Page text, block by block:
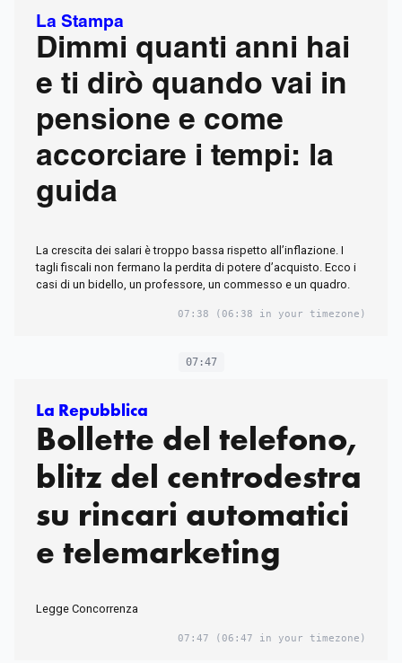
La Stampa
Dimmi quanti anni hai
e ti dirò quando vai in
pensione e come
accorciare i tempi: la
guida
La crescita dei salari è troppo bassa rispetto all’inflazione. I
tagli fiscali non fermano la perdita di potere d’acquisto. Ecco i
casi di un bidello, un professore, un commesso e un quadro.
07:38 (06:38 in your timezone)
07:47
La Repubblica
Bollette del telefono,
blitz del centrodestra
su rincari automatici
e telemarketing
Legge Concorrenza
07:47 (06:47 in your timezone)